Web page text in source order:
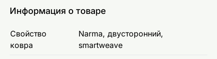
Информация о товаре
Свойство
ковра
Narma, двусторонний,
smartweave